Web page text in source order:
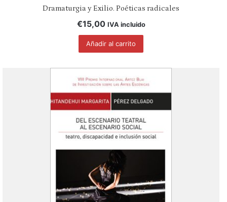
Dramaturgia y Exilio. Poéticas radicales
€15,00 IVA incluido
Añadir al carrito